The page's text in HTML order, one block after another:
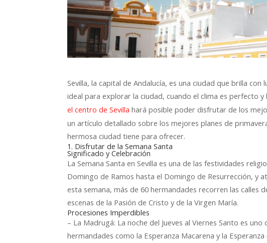
Sevilla, la capital de Andalucía, es una ciudad que brilla
ideal para explorar la ciudad, cuando el clima es perfecto
el centro de Sevilla hará posible poder disfrutar de los
un artículo detallado sobre los mejores planes de
hermosa ciudad tiene para ofrecer.
1. Disfrutar de la Semana Santa
Significado y Celebración
La Semana Santa en Sevilla es una de las festividades
Domingo de Ramos hasta el Domingo de Resurrección, y
esta semana, más de 60 hermandades recorren las calles
escenas de la Pasión de Cristo y de la Virgen María.
Procesiones Imperdibles
– La Madrugá: La noche del Jueves al Viernes Santo es
hermandades como la Esperanza Macarena y la Esperanza